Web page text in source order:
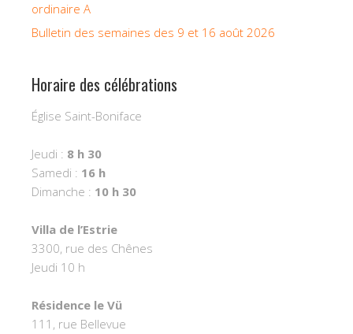
ordinaire A
Bulletin des semaines des 9 et 16 août 2026
Horaire des célébrations
Église Saint-Boniface
Jeudi : 8 h 30
Samedi : 16 h
Dimanche : 10 h 30
Villa de l’Estrie
3300, rue des Chênes
Jeudi 10 h
Résidence le Vü
111, rue Bellevue